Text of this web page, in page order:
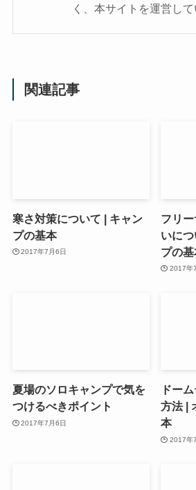
く、本サイトを運営して
関連記事
寒さ対策について | キャン
プの基本
2017年7月6日
フリ
いに
プの
2017年
夏場のソロキャンプで気を
つけるべきポイント
2017年7月6日
ドー
方法 |
本
2017年